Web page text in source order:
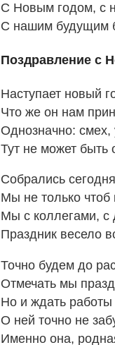
С Новым годом, с
С нашим будущим
Поздравление с
Наступает новый
Что же он нам
Однозначно: смех,
Тут не может быть
Собрались
Мы не только чтоб
Мы с коллегами, с
Праздник весело
Точно будем до
Отмечать мы
Но и ждать работы
О ней точно не
Именно она,